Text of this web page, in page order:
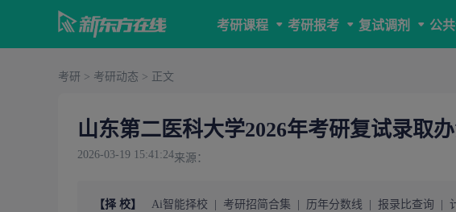
考研课程 考研报考 复试调剂 公
考研 > 考研动态 > 正文
山东第二医科大学2026年考研复试录取
2026-03-19 15:41:24来源：
【择 校】 Ai智能择校 考研招简合集 历年分数线 报录比查询